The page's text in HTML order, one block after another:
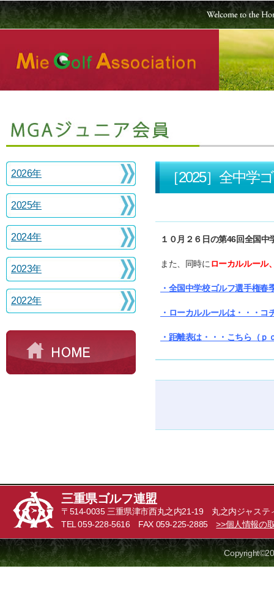
2026年
2025年
2024年
2023年
2022年
［2025］全中学
１０月２６日の第46回全国
また、同時に ローカルルール
・全国中学校ゴルフ選手権
・ローカルルールは・・・コ
・距離表は・・・こちら（ｐ
三重県ゴルフ連盟
〒514-0035 三重県津市西丸之内21-19 丸之内ジャステ
TEL 059-228-5616 FAX 059-225-2885>>個人情報の